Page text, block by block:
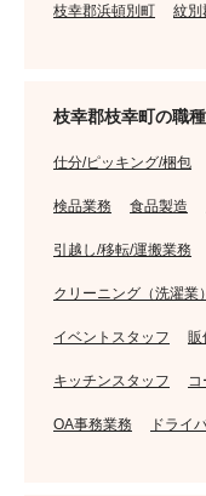
枝幸郡浜頓別町 紋別
枝幸郡枝幸町の職
仕分/ピッキング/梱包
検品業務 食品製造
引越し/移転/運搬業務
クリーニング（洗濯業）
イベントスタッフ 販
キッチンスタッフ コ
OA事務業務 ドライ